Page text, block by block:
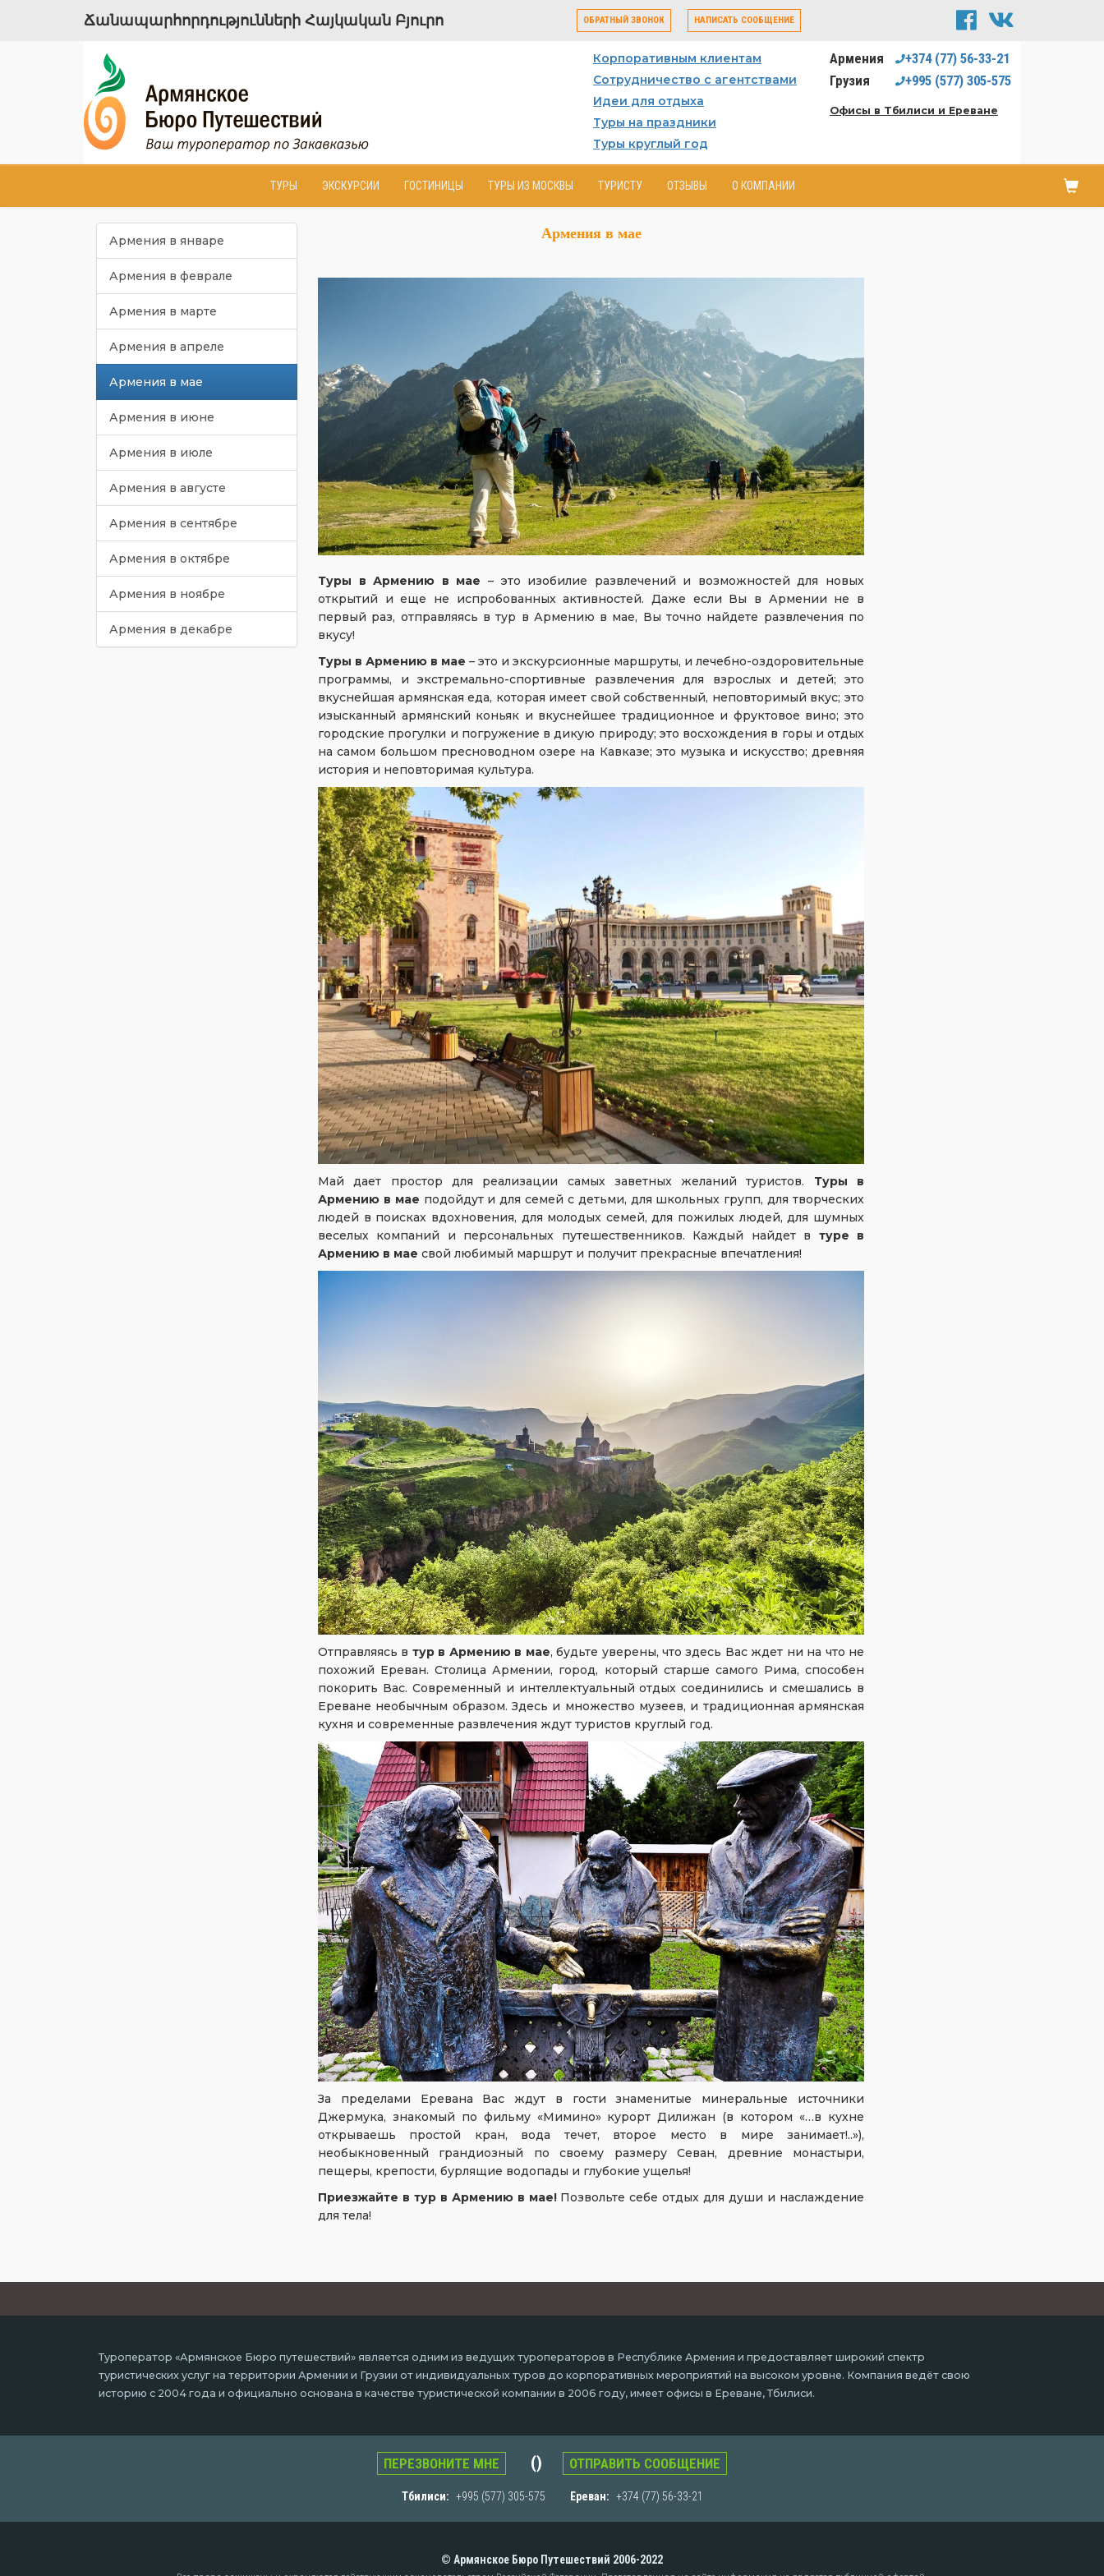
Ճանապարհորդությունների Հայկական Բյուրո ОБРАТНЫЙ ЗВОНОК НАПИСАТЬ СООБЩЕНИЕ
Корпоративным клиентам
Сотрудничество с агентствами
Идеи для отдыха
Туры на праздники
Туры круглый год
Армения +374 (77) 56-33-21
Грузия
+995 (577) 305-575
Офисы в Тбилиси и Ереване
ТУРЫ ЭКСКУРСИИ ГОСТИНИЦЫ ТУРЫ ИЗ МОСКВЫ ТУРИСТУ ОТЗЫВЫ О КОМПАНИИ
Армения в январе
Армения в феврале
Армения в марте
Армения в апреле
Армения в мае
Армения в июне
Армения в июле
Армения в августе
Армения в сентябре
Армения в октябре
Армения в ноябре
Армения в декабре
Армения в мае
Туры в Армению в мае – это изобилие развлечений и возможностей для новых
открытий и еще не испробованных активностей. Даже если Вы в Армении не в
первый раз, отправляясь в тур в Армению в мае, Вы точно найдете развлечения по
вкусу!
Туры в Армению в мае – это и экскурсионные маршруты, и лечебно-оздоровительные
программы, и экстремально-спортивные развлечения для взрослых и детей; это
вкуснейшая армянская еда, которая имеет свой собственный, неповторимый вкус; это
изысканный армянский коньяк и вкуснейшее традиционное и фруктовое вино; это
городские прогулки и погружение в дикую природу; это восхождения в горы и отдых
на самом большом пресноводном озере на Кавказе; это музыка и искусство; древняя
история и неповторимая культура.
Май дает простор для реализации самых заветных желаний туристов. Туры в
Армению в мае подойдут и для семей с детьми, для школьных групп, для творческих
людей в поисках вдохновения, для молодых семей, для пожилых людей, для шумных
веселых компаний и персональных путешественников. Каждый найдет в туре в
Армению в мае свой любимый маршрут и получит прекрасные впечатления!
Отправляясь в тур в Армению в мае, будьте уверены, что здесь Вас ждет ни на что не
похожий Ереван. Столица Армении, город, который старше самого Рима, способен
покорить Вас. Современный и интеллектуальный отдых соединились и смешались в
Ереване необычным образом. Здесь и множество музеев, и традиционная армянская
кухня и современные развлечения ждут туристов круглый год.
За пределами Еревана Вас ждут в гости знаменитые минеральные источники
Джермука, знакомый по фильму «Мимино» курорт Дилижан (в котором «…в кухне
открываешь простой кран, вода течет, второе место в мире занимает!..»),
необыкновенный грандиозный по своему размеру Севан, древние монастыри,
пещеры, крепости, бурлящие водопады и глубокие ущелья!
Приезжайте в тур в Армению в мае! Позвольте себе отдых для души и наслаждение
для тела!
Туроператор «Армянское Бюро путешествий» является одним из ведущих туроператоров в Республике Армения и предоставляет широкий спектр
туристических услуг на территории Армении и Грузии от индивидуальных туров до корпоративных мероприятий на высоком уровне. Компания ведёт свою
историю с 2004 года и официально основана в качестве туристической компании в 2006 году, имеет офисы в Ереване, Тбилиси.
ПЕРЕЗВОНИТЕ МНЕ () ОТПРАВИТЬ СООБЩЕНИЕ
Тбилиси: +995 (577) 305-575 Ереван: +374 (77) 56-33-21
© Армянское Бюро Путешествий 2006-2022